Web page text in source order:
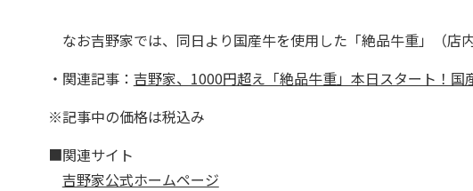
なお吉野家では、同日より国産牛を使用した「絶品牛重」（店
・関連記事： 吉野家、1000円超え「絶品牛重」本日スタート！国
※記事中の価格は税込み
■関連サイト
吉野家公式ホームページ